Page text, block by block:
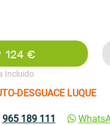
124 €
Incluido
DESGUACE LUQUE
965 189 111